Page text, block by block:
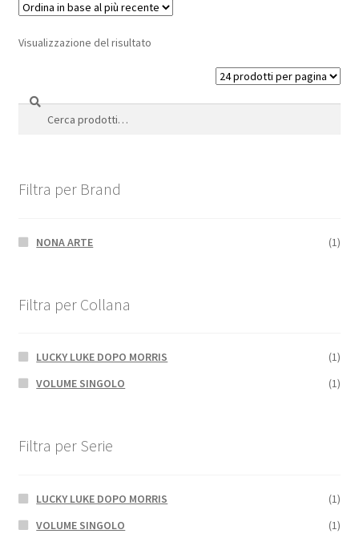
Visualizzazione del risultato
Cerca:
Cerca
Filtra per Brand
NONA ARTE (1)
Filtra per Collana
LUCKY LUKE DOPO MORRIS
(1)
VOLUME SINGOLO
(1)
Filtra per Serie
LUCKY LUKE DOPO MORRIS
(1)
VOLUME SINGOLO
(1)